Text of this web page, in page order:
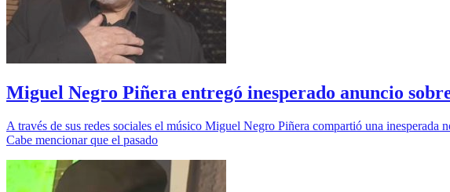
Miguel Negro Piñera entregó inesperado anuncio
A través de sus redes sociales el músico Miguel Negro Piñera compartió una inesperada
Cabe mencionar que el pasado